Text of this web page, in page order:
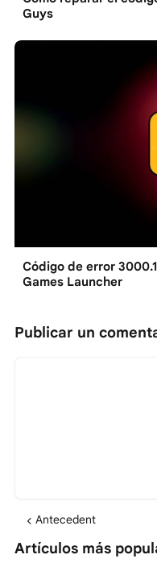
Guys
Código de error
Games Launcher
Publicar un
Antecedent
Artículos más